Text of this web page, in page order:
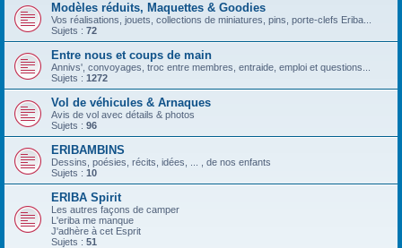
Modèles réduits, Maquettes & Goodies
Vos réalisations, jouets, collections de miniatures, pins, porte-clefs Eriba...
Sujets : 72
Entre nous et coups de main
Annivs', convoyages, troc entre membres, entraide, emploi et questions...
Sujets : 1272
Vol de véhicules & Arnaques
Avis de vol avec détails & photos
Sujets : 96
ERIBAMBINS
Dessins, poésies, récits, idées, ... , de nos enfants
Sujets : 10
ERIBA Spirit
Les autres façons de camper
L'eriba me manque
J'adhère à cet Esprit
Sujets : 51